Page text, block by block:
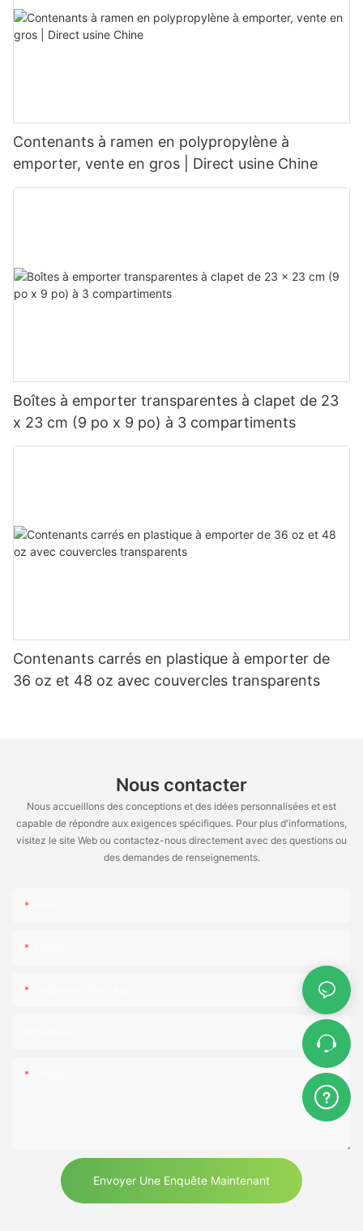
Contenants à ramen en polypropylène à
emporter, vente en gros | Direct usine Chine
Boîtes à emporter transparentes à clapet de 23
x 23 cm (9 po x 9 po) à 3 compartiments
Contenants carrés en plastique à emporter de
36 oz et 48 oz avec couvercles transparents
Nous contacter
Nous accueillons des conceptions et des idées personnalisées et est
capable de répondre aux exigences spécifiques. Pour plus d'informations,
visitez le site Web ou contactez-nous directement avec des questions ou
des demandes de renseignements.
Envoyer Une Enquête Maintenant